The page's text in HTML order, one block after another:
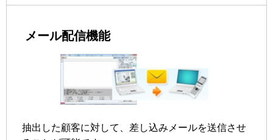
メール配信機能
抽出した顧客に対して、差し込みメールを送信させ